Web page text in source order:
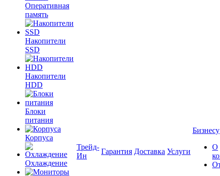
Оперативная
память
Накопители
SSD
Накопители
HDD
Блоки
питания
Корпуса
Охлаждение
Трейд-
Ин
Гарантия Доставка Услуги
Бизнесу
О